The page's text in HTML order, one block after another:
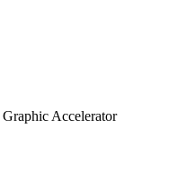
Accelerator